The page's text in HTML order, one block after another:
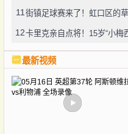
11街镇足球赛来了！虹口区的
12
最新视频